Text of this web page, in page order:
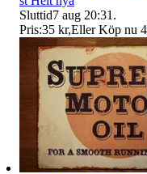
Sluttid7 aug 20:31 .
Pris:35 kr,Eller Köp nu